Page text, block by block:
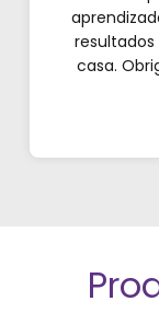
casa.
testar
produtos